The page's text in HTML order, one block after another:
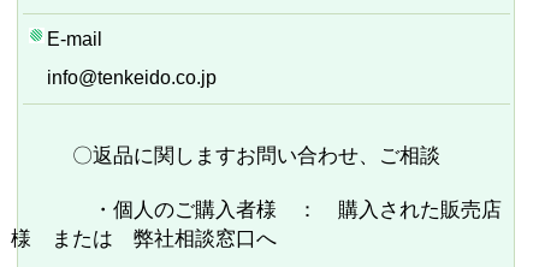
E-mail
info@tenkeido.co.jp
〇返品に関しますお問い合わせ、ご相談
・個人のご購入者様 ： 購入された販売店
様 または 弊社相談窓口へ